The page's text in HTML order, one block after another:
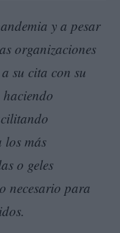
y a pesar
organizaciones
su cita con su
los más
o geles
necesario para